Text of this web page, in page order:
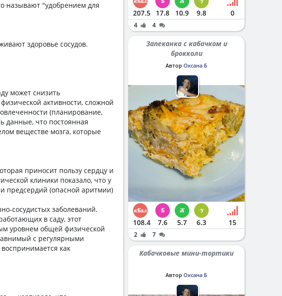
называют "удобрением для
здоровье сосудов.
может снизить
активности, сложной
(планирование,
данные, что постоянная
веществе мозга, которые
приносит пользу сердцу и
клиники показало, что у
предсердий (опасной аритмии)
сосудистых заболеваний.
в саду, этот
уровнем общей физической
с регулярными
как
207.5 17.8 10.9 9.8 0
4 4
Запеканка с кабачком и
брокколи
Автор Оксана Б
108.4 7.6 5.7 6.3 15
2 7
Кабачковые мини-тортики
Автор Оксана Б